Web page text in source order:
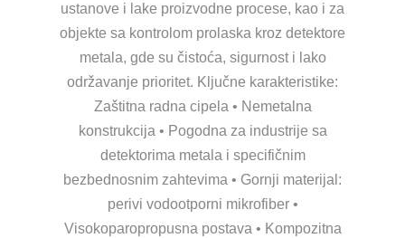
ustanove i lake proizvodne procese, kao i za
objekte sa kontrolom prolaska kroz detektore
metala, gde su čistoća, sigurnost i lako
održavanje prioritet. Ključne karakteristike:
Zaštitna radna cipela • Nemetalna
konstrukcija • Pogodna za industrije sa
detektorima metala i specifičnim
bezbednosnim zahtevima • Gornji materijal:
perivi vodootporni mikrofiber •
Visokoparopropusna postava • Kompozitna